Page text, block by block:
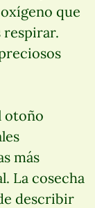
que
respirar.
otoño
más
La cosecha
describir